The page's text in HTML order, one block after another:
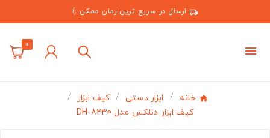
ارسال در سریع ترین زمان ممکن :)
0
خانه ابزار دستی
کیف ابزار
کیف ابزار دنلکس مدل DH-8230